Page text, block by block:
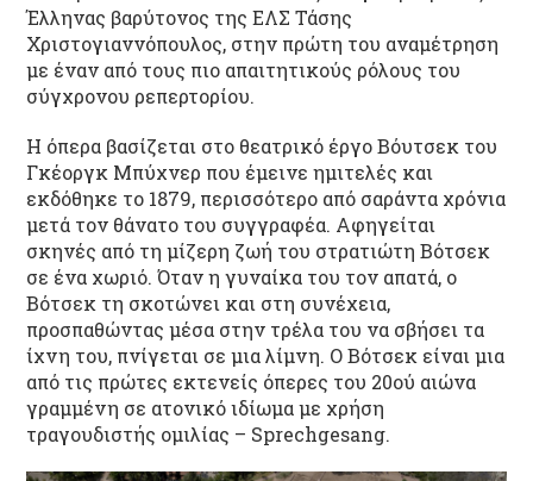
Έλληνας βαρύτονος της ΕΛΣ Τάσης
Χριστογιαννόπουλος, στην πρώτη του αναμέτρηση
με έναν από τους πιο απαιτητικούς ρόλους του
σύγχρονου ρεπερτορίου.
Η όπερα βασίζεται στο θεατρικό έργο Βόυτσεκ του
Γκέοργκ Μπύχνερ που έμεινε ημιτελές και
εκδόθηκε το 1879, περισσότερο από σαράντα χρόνια
μετά τον θάνατο του συγγραφέα. Αφηγείται
σκηνές από τη μίζερη ζωή του στρατιώτη Βότσεκ
σε ένα χωριό. Όταν η γυναίκα του τον απατά, ο
Βότσεκ τη σκοτώνει και στη συνέχεια,
προσπαθώντας μέσα στην τρέλα του να σβήσει τα
ίχνη του, πνίγεται σε μια λίμνη. Ο Βότσεκ είναι μια
από τις πρώτες εκτενείς όπερες του 20ού αιώνα
γραμμένη σε ατονικό ιδίωμα με χρήση
τραγουδιστής ομιλίας – Sprechgesang.